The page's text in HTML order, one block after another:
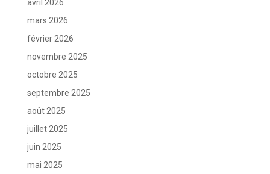
avril 2026
mars 2026
février 2026
novembre 2025
octobre 2025
septembre 2025
août 2025
juillet 2025
juin 2025
mai 2025